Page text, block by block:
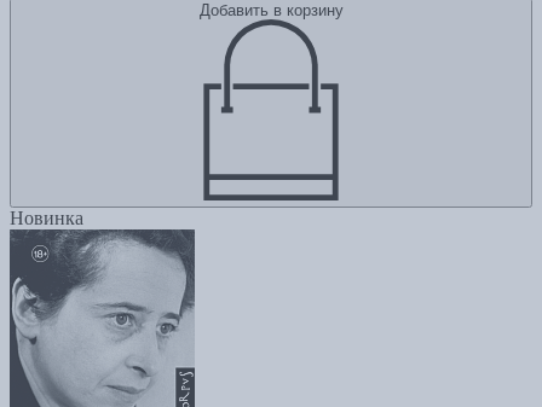
Добавить в корзину
Новинка